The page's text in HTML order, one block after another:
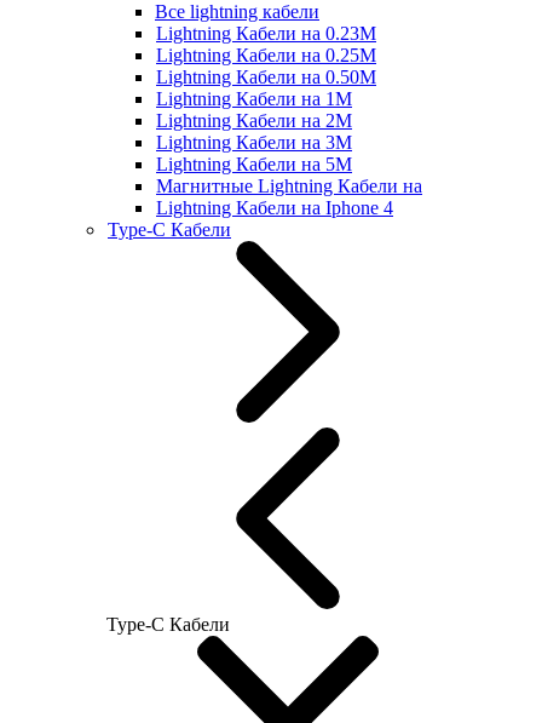
Все lightning кабели
Lightning Кабели на 0.23М
Lightning Кабели на 0.25М
Lightning Кабели на 0.50М
Lightning Кабели на 1М
Lightning Кабели на 2М
Lightning Кабели на 3М
Lightning Кабели на 5М
Магнитные Lightning Кабели на
Lightning Кабели на Iphone 4
Type-C Кабели
Type-C Кабели